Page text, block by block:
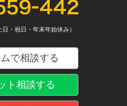
・祝日・年末年始休み）
で相談する
ト相談する